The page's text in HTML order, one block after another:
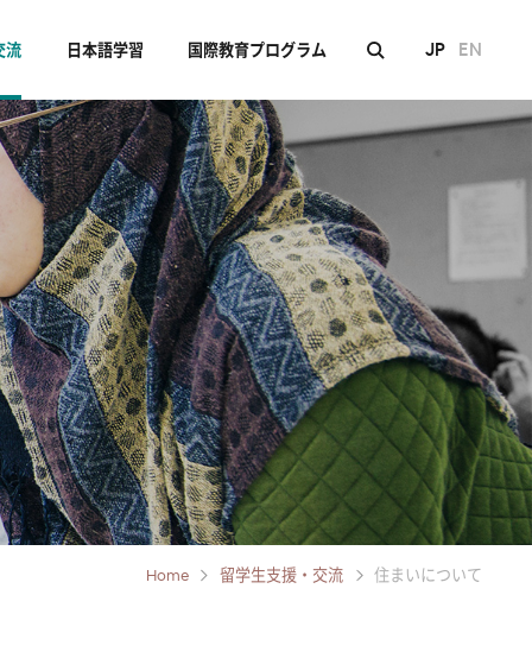
流 日本語学習 国際教育プログラム JP EN
Home 留学生支援・交流 住まいについて